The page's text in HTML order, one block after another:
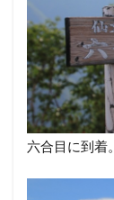
六合目に到着。